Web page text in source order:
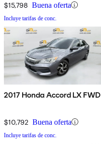
$15,798 Buena oferta
Incluye tarifas de conc.
2017 Honda Accord LX FWD
$10,792 Buena oferta
Incluye tarifas de conc.